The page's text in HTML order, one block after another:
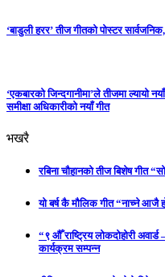
‘बाडुली हरर’ तीज गीतको पोस्टर
‘एकबारको जिन्दगानीमा’ले तीजमा ल्यायो
समीक्षा अधिकारीको नयाँ गीत
भखरै
रबिना चौहानको तीज बिशेष गीत
यो बर्ष कै मौलिक गीत “नाच्ने आजै
“९ औँ राष्ट्रिय लोकदोहोरी
कार्यक्रम सम्पन्न